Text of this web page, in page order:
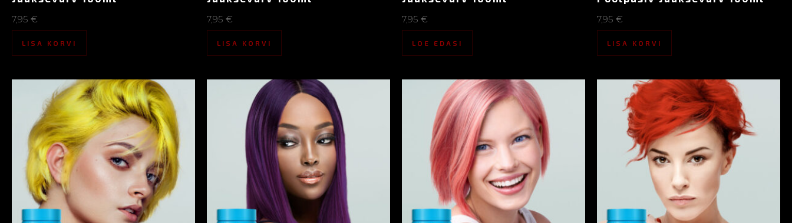
7,95 €
LISA KORVI
7,95 €
LISA KORVI
7,95 €
LOE EDASI
7,95 €
LISA KORVI